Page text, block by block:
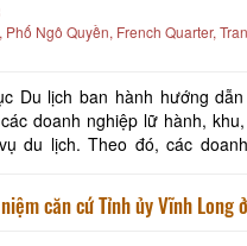
Ngô Quyền, French Quarter,
Du lịch ban hành hướng
doanh nghiệp lữ hành,
nghiệp lữ hành, khu,
căn cứ Tỉnh ủy Vĩnh Long